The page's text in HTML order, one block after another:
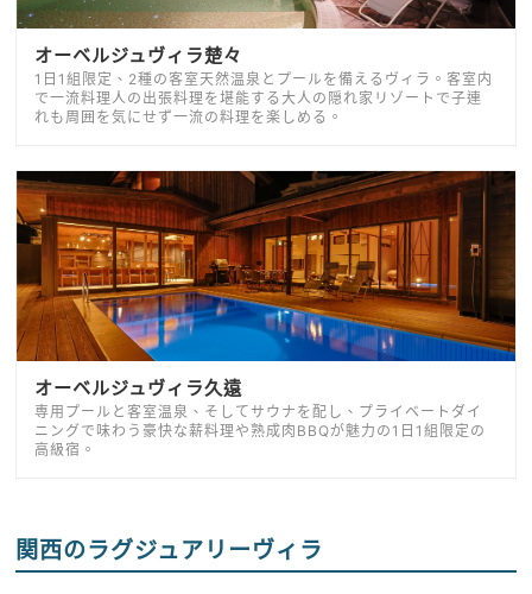
オーベルジュヴィラ楚々
1日1組限定、2種の客室天然温泉とプールを備えるヴィラ。客室内
で一流料理人の出張料理を堪能する大人の隠れ家リゾートで子連
れも周囲を気にせず一流の料理を楽しめる。
オーベルジュヴィラ久遠
専用プールと客室温泉、そしてサウナを配し、プライベートダイ
ニングで味わう豪快な薪料理や熟成肉BBQが魅力の1日1組限定の
高級宿。
関西のラグジュアリーヴィラ